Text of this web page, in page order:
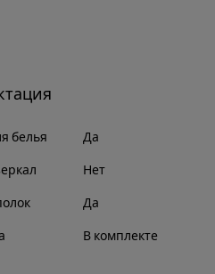
белья Да
Нет
Да
В комплекте